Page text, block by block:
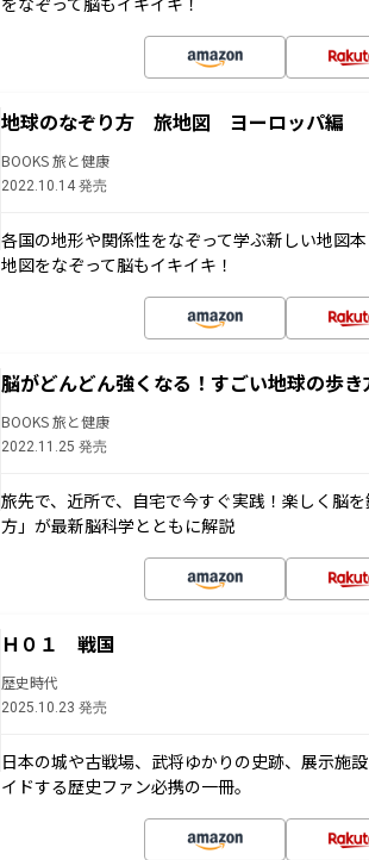
地球のなぞり方 旅地図 ヨーロッパ編
BOOKS 旅と健康
2022.10.14 発売
各国の地形や関係性をなぞって学ぶ新しい地図
地図をなぞって脳もイキイキ！
脳がどんどん強くなる！すごい地球の歩き
BOOKS 旅と健康
2022.11.25 発売
旅先で、近所で、自宅で今すぐ実践！楽しく脳
方」が最新脳科学とともに解説
Ｈ０１ 戦国
歴史時代
2025.10.23 発売
日本の城や古戦場、武将ゆかりの史跡、展示施
イドする歴史ファン必携の一冊。